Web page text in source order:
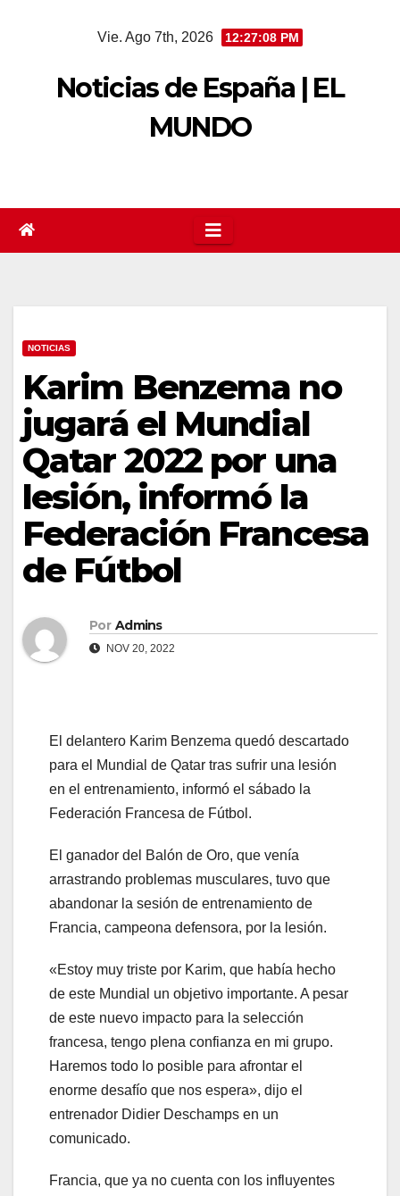
Vie. Ago 7th, 2026 12:27:09 PM
Noticias de España | EL
MUNDO
NOTICIAS
Karim Benzema no
jugará el Mundial
Qatar 2022 por una
lesión, informó la
Federación Francesa
de Fútbol
Por Admins
NOV 20, 2022
El delantero Karim Benzema quedó descartado
para el Mundial de Qatar tras sufrir una lesión
en el entrenamiento, informó el sábado la
Federación Francesa de Fútbol.
El ganador del Balón de Oro, que venía
arrastrando problemas musculares, tuvo que
abandonar la sesión de entrenamiento de
Francia, campeona defensora, por la lesión.
«Estoy muy triste por Karim, que había hecho
de este Mundial un objetivo importante. A pesar
de este nuevo impacto para la selección
francesa, tengo plena confianza en mi grupo.
Haremos todo lo posible para afrontar el
enorme desafío que nos espera», dijo el
entrenador Didier Deschamps en un
comunicado.
Francia, que ya no cuenta con los influyentes